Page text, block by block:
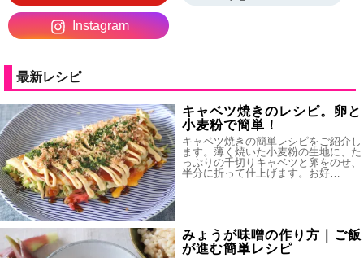
Instagram
最新レシピ
キャベツ焼きのレシピ。卵と
小麦粉で簡単！
キャベツ焼きの簡単レシピをご紹介し
ます。薄く焼いた小麦粉の生地に、た
っぷりの千切りキャベツと卵をのせ、
半分に折って仕上げます。お好…
みょうが味噌の作り方｜ご飯
が進む簡単レシピ